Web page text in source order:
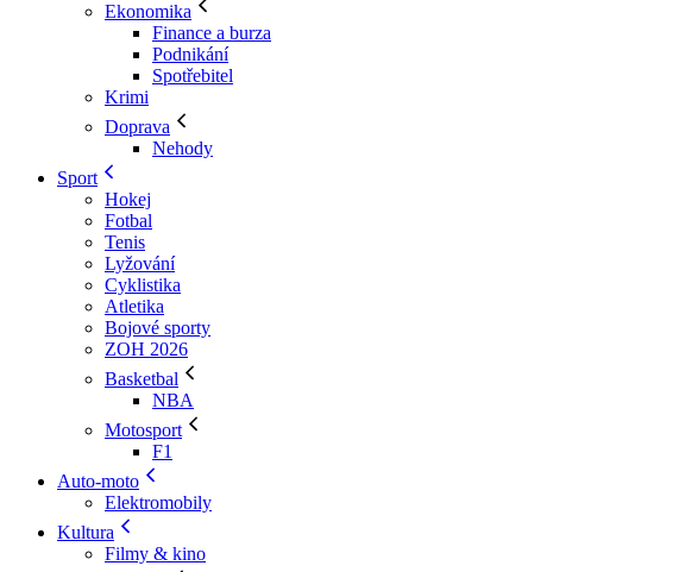
Ekonomika
Finance a burza
Podnikání
Spotřebitel
Krimi
Doprava
Nehody
Sport
Hokej
Fotbal
Tenis
Lyžování
Cyklistika
Atletika
Bojové sporty
ZOH 2026
Basketbal
NBA
Motosport
F1
Auto-moto
Elektromobily
Kultura
Filmy & kino